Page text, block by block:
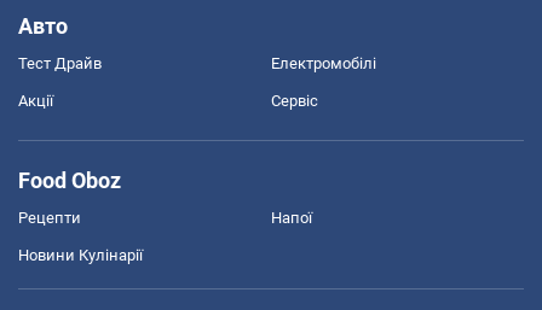
Авто
Тест Драйв Електромобілі
Акції Сервіс
Food Oboz
Рецепти Напої
Новини Кулінарії